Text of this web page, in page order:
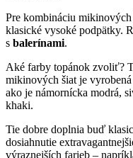
Pre kombináciu mikinových
klasické vysoké podpätky.
s balerínami.
Aké farby topánok zvoliť?
mikinových šiat je
ako je námornícka modrá,
khaki.
Tie dobre doplnia buď
dosiahnutie
výraznejších farieb –